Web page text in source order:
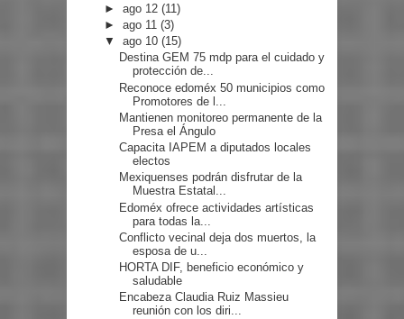
►ago 12(11)
►ago 11(3)
▼ago 10(15)
Destina GEM 75 mdp para el cuidado y
protección de...
Reconoce edoméx 50 municipios como
Promotores de l...
Mantienen monitoreo permanente de la
Presa el Ángulo
Capacita IAPEM a diputados locales
electos
Mexiquenses podrán disfrutar de la
Muestra Estatal...
Edoméx ofrece actividades artísticas
para todas la...
Conflicto vecinal deja dos muertos, la
esposa de u...
HORTA DIF, beneficio económico y
saludable
Encabeza Claudia Ruiz Massieu
reunión con los diri...